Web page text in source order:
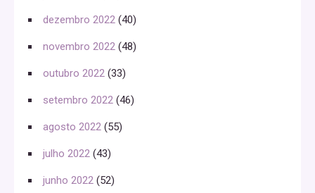
dezembro 2022 (40)
novembro 2022 (48)
outubro 2022 (33)
setembro 2022 (46)
agosto 2022 (55)
julho 2022 (43)
junho 2022 (52)